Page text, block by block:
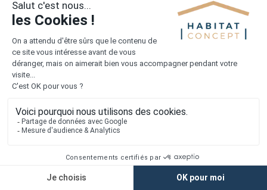
pour la maison. Outre l'achat du terrain et la construction, il
faut prendre en compte la viabilisation si elle n'est pas
proposée par le constructeur. Les frais de raccordements et les
taxes éventuelles coûtent entre 5 000 et 15 000 euros selon la
localisation du terrain et son accès.
Quant auxfrais de notaire
Lorsque vous vous tournez vers une maison existante, il sera
nécessaire de faire des travaux de rénovation. Ceux-ci sont
souvent coûteux et doivent être ajoutés au prix de l'achat